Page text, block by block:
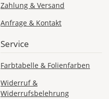
Zahlung & Versand
Anfrage & Kontakt
Service
Farbtabelle & Folienfarben
Widerruf &
Widerrufsbelehrung